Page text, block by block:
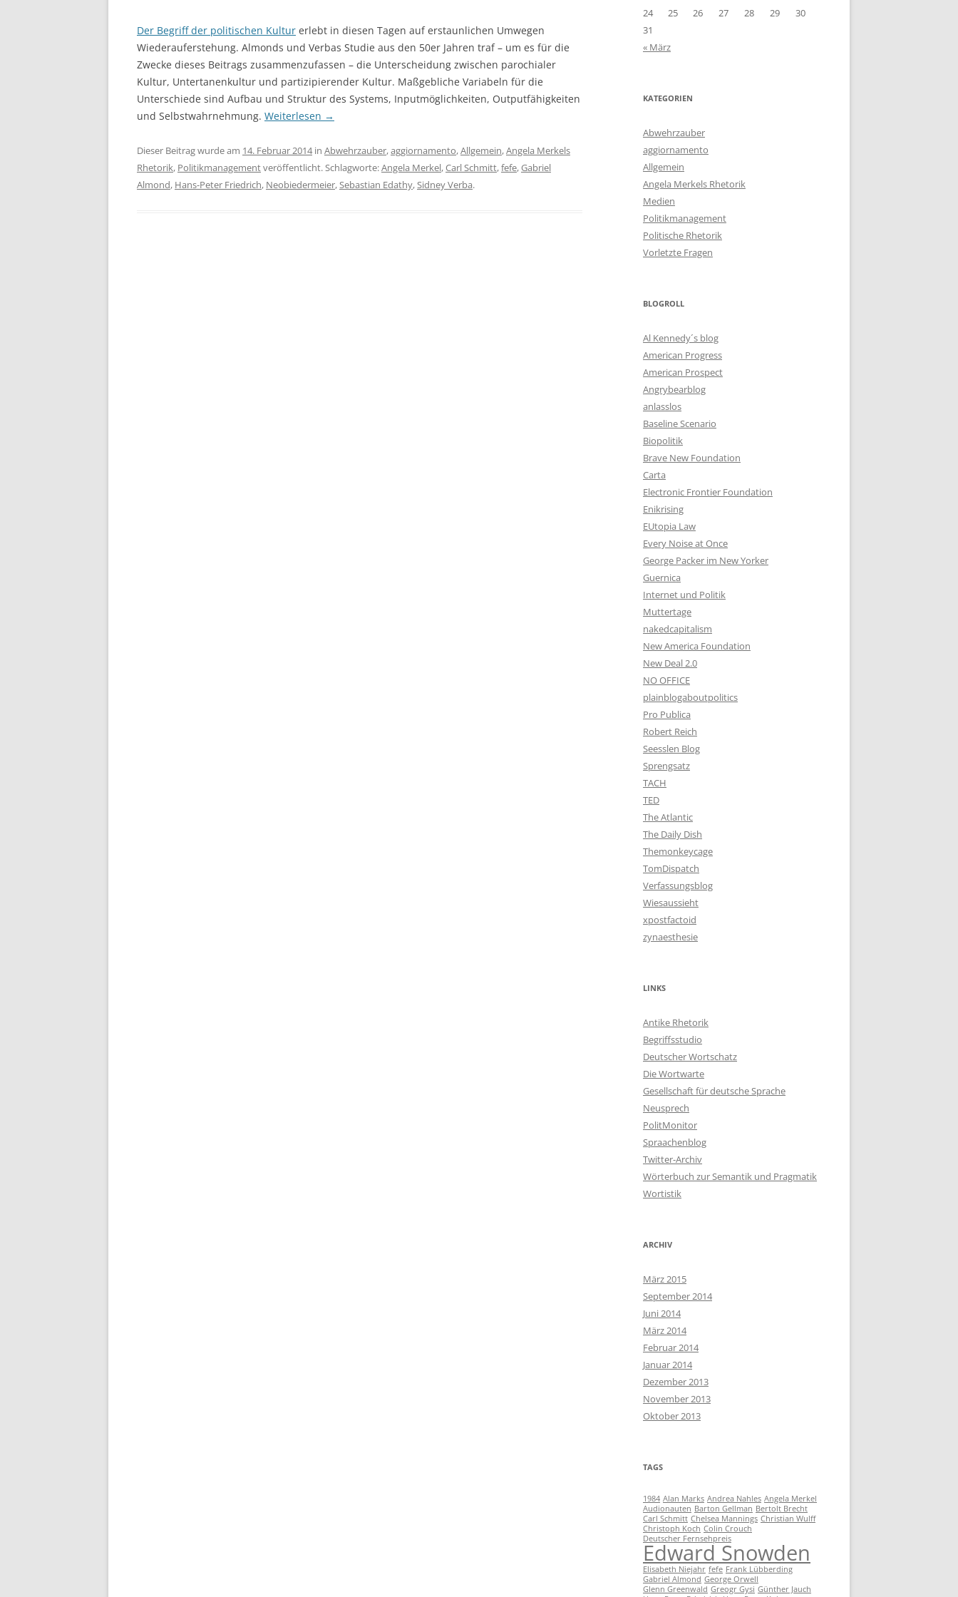
Der Begriff der politischen Kultur erlebt in diesen Tagen auf erstaunlichen Umwegen
Wiederauferstehung. Almonds und Verbas Studie aus den 50er Jahren traf – um es für die
Zwecke dieses Beitrags zusammenzufassen – die Unterscheidung zwischen parochialer
Kultur, Untertanenkultur und partizipierender Kultur. Maßgebliche Variabeln für die
Unterschiede sind Aufbau und Struktur des Systems, Inputmöglichkeiten, Outputfähigkeiten
und Selbstwahrnehmung. Weiterlesen →
Dieser Beitrag wurde am 14. Februar 2014in Abwehrzauber,aggiornamento,Allgemein,Angela Merkels
Rhetorik, Politikmanagementveröffentlicht. Schlagworte:Angela Merkel,Carl Schmitt,fefe,Gabriel
Almond, Hans-Peter Friedrich, Neobiedermeier,Sebastian Edathy,Sidney Verba.
24
25 26 27 28 29
30
31
« März
KATEGORIEN
Abwehrzauber
aggiornamento
Allgemein
Angela Merkels Rhetorik
Medien
Politikmanagement
Politische Rhetorik
Vorletzte Fragen
BLOGROLL
Al Kennedy´s blog
American Progress
American Prospect
Angrybearblog
anlasslos
Baseline Scenario
Biopolitik
Brave New Foundation
Carta
Electronic Frontier Foundation
Enikrising
EUtopia Law
Every Noise at Once
George Packer im New Yorker
Guernica
Internet und Politik
Muttertage
nakedcapitalism
New America Foundation
New Deal 2.0
NO OFFICE
plainblogaboutpolitics
Pro Publica
Robert Reich
Seesslen Blog
Sprengsatz
TACH
TED
The Atlantic
The Daily Dish
Themonkeycage
TomDispatch
Verfassungsblog
Wiesaussieht
xpostfactoid
zynaesthesie
LINKS
Antike Rhetorik
Begriffsstudio
Deutscher Wortschatz
Die Wortwarte
Gesellschaft für deutsche Sprache
Neusprech
PolitMonitor
Spraachenblog
Twitter-Archiv
Wörterbuch zur Semantik und Pragmatik
Wortistik
ARCHIV
März 2015
September 2014
Juni 2014
März 2014
Februar 2014
Januar 2014
Dezember 2013
November 2013
Oktober 2013
TAGS
1984 Alan Marks Andrea Nahles Angela Merkel
Audionauten Barton Gellman Bertolt Brecht
Carl Schmitt Chelsea Mannings Christian Wulff
Christoph Koch Colin Crouch
Deutscher Fernsehpreis
Edward Snowden
Elisabeth Niejahr fefe Frank Lübberding
Gabriel Almond George Orwell
Glenn Greenwald Greogr Gysi Günther Jauch